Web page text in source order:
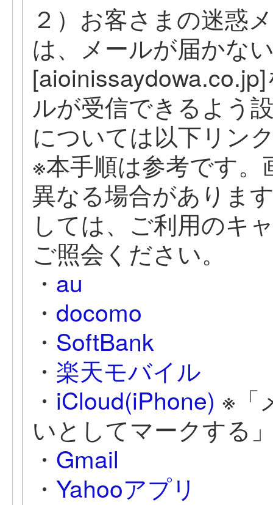
２）お客さまの迷惑
は、メールが届かな
ルが受信できるよう
については以下リン
※本手順は参考です
異なる場合がありま
しては、ご利用のキ
ご照会ください。
・ au
・ docomo
・ SoftBank
・ 楽天モバイル
・ iCloud(iPhone) ※「
いとしてマークする
・ Gmail
・ Yahooアプリ